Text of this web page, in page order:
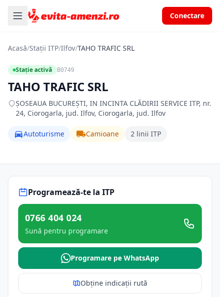
Conectare
Acasă/Stații ITP/Ilfov/TAHO TRAFIC SRL
Stație activă B0749
TAHO TRAFIC SRL
ŞOSEAUA BUCUREŞTI, IN INCINTA CLĂDIRII SERVICE ITP, nr.
24, Ciorogarla, jud. Ilfov, Ciorogarla, jud. Ilfov
Autoturisme Camioane 2 linii ITP
Programează-te la ITP
0766 404 024
Sună pentru programare
Programare pe WhatsApp
Obține indicații rută